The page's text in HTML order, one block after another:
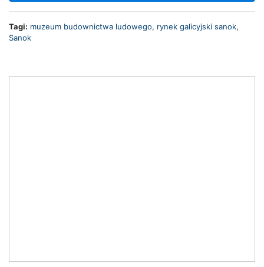
Tagi: muzeum budownictwa ludowego, rynek galicyjski sanok,
Sanok